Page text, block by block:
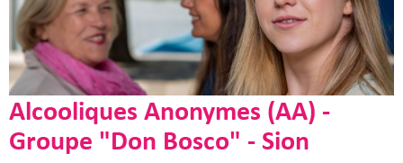
Alcooliques Anonymes (AA) -
Groupe "Don Bosco" - Sion